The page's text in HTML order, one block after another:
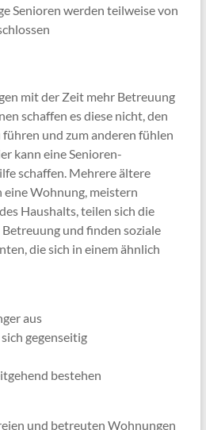
Senioren werden teilweise von
mit der Zeit mehr Betreuung
schaffen es diese nicht, den
und zum anderen fühlen
kann eine Senioren-
schaffen. Mehrere ältere
eine Wohnung, meistern
Haushalts, teilen sich die
und finden soziale
die sich in einem ähnlich
aus
gegenseitig
bestehen
und betreuten Wohnungen